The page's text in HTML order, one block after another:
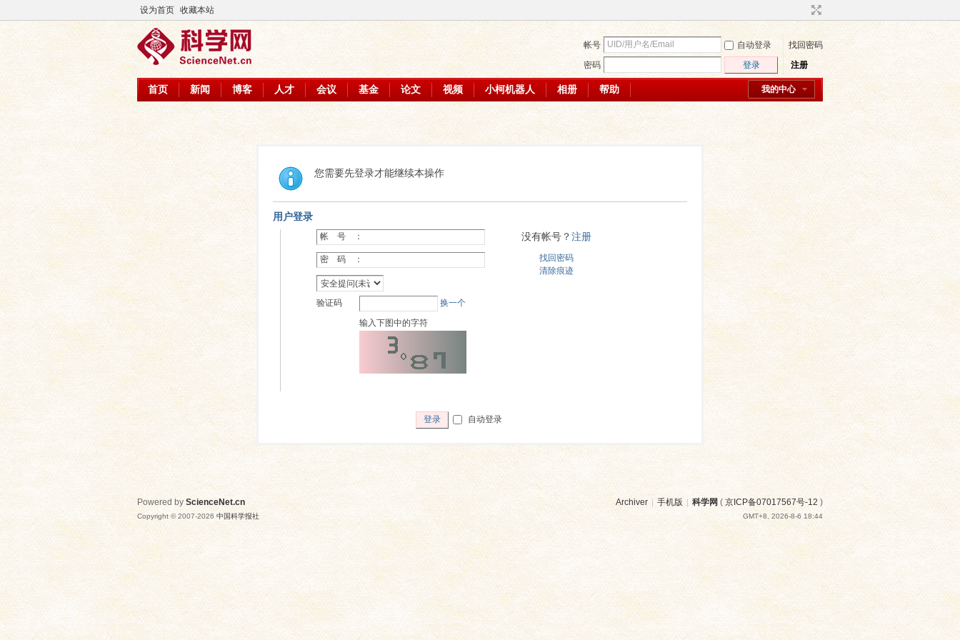
设为首页 收藏本站
帐号 自动登录
找回密码
密码
登录 注册
我的中心
首页 新闻 博客 人才 会议 基金 论文 视频 小柯机器人 相册 帮助
您需要先登录才能继续本操作
用户登录
帐 号 ：
密 码 ：
验证码
换一个
输入下图中的字符
没有帐号？注册
找回密码
清除痕迹
登录 自动登录
Archiver | 手机版 | 科学网 ( 京ICP备07017567号-12 )
GMT+8, 2026-8-6 18:44
Powered by ScienceNet.cn
Copyright © 2007-2026 中国科学报社